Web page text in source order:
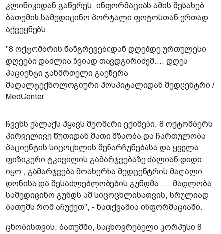
კლინიკიდან გაწერეს. ინფორმაციას ამის შესახებ
ბათუმის სამედიცინო პორტალი ფოტოსთან ერთად
აქვეყნებს.
"8 ოქტომბრის ნანგრევებიდან დღემდე ურთულესი
დღეები დაძლია ზვიად თავდგირიძემ.... დღეს
პაციენტი ჯანმრთელი გაეწერა
მაღალტექნოლოგიური ჰოსპიტალიდან მედცენტრი /
MedCenter.
ჩვენს ქალაქს ჰყავს მეომარი ექიმები, 8 ოქტომბერს
პირველივე წუთიდან მათი მზაობა და ჩართულობა
პაციენტის სიცოცხლის შენარჩუნებასა და ყველა
ფიზიკური ტკივილის გამარჯვებაზე ძალიან დიდი
იყო , გამარჯვება მოახერხა მედცენტრის მაღალი
დონისა და შესაძლებლობების გუნდმა .... მადლობა
სამედიცინო გუნდს ამ სიცოცხლისათვის, სრულიად
ბათუმს რომ აჩუქეთ", - ნათქვამია ინფორმაციაში.
ცნობისთვის, ბათუმში, საცხოვრებელი კორპუსი 8